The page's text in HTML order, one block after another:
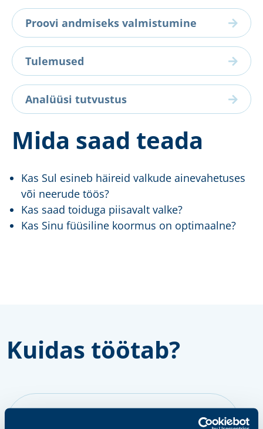
Proovi andmiseks valmistumine
Tulemused
Analüüsi tutvustus
Mida saad teada
Kas Sul esineb häireid valkude ainevahetuses
või neerude töös?
Kas saad toiduga piisavalt valke?
Kas Sinu füüsiline koormus on optimaalne?
Kuidas töötab?